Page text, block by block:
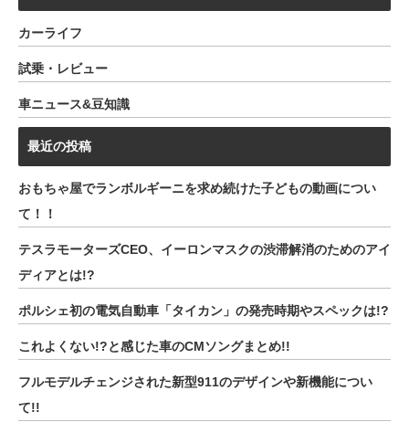
カーライフ
試乗・レビュー
車ニュース&豆知識
最近の投稿
おもちゃ屋でランボルギーニを求め続けた子どもの動画につい
て！！
テスラモーターズCEO、イーロンマスクの渋滞解消のためのアイ
ディアとは!?
ポルシェ初の電気自動車「タイカン」の発売時期やスペックは!?
これよくない!?と感じた車のCMソングまとめ!!
フルモデルチェンジされた新型911のデザインや新機能につい
て!!